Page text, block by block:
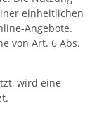
einheitlichen
Angebote.
von Art. 6 Abs.
wird eine